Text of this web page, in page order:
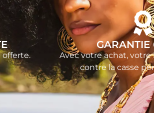
offerte.
GARANTIE
Avec votre achat,
contre la casse